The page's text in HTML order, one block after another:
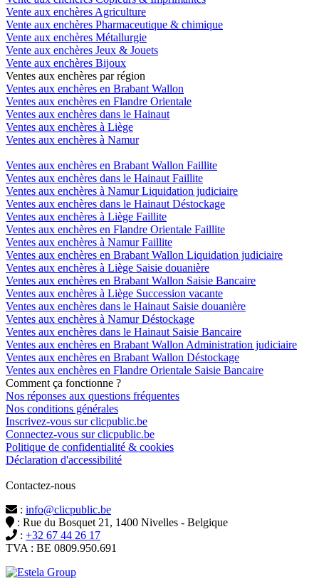
Vente aux enchères Agriculture
Vente aux enchères Pharmaceutique & chimique
Vente aux enchères Métallurgie
Vente aux enchères Jeux & Jouets
Vente aux enchères Bijoux
Ventes aux enchères par région
Ventes aux enchères en Brabant Wallon
Ventes aux enchères en Flandre Orientale
Ventes aux enchères dans le Hainaut
Ventes aux enchères à Liège
Ventes aux enchères à Namur
Ventes aux enchères en Brabant Wallon Faillite
Ventes aux enchères dans le Hainaut Faillite
Ventes aux enchères à Namur Liquidation judiciaire
Ventes aux enchères dans le Hainaut Déstockage
Ventes aux enchères à Liège Faillite
Ventes aux enchères en Flandre Orientale Faillite
Ventes aux enchères à Namur Faillite
Ventes aux enchères en Brabant Wallon Liquidation judiciaire
Ventes aux enchères à Liège Saisie douanière
Ventes aux enchères en Brabant Wallon Saisie Bancaire
Ventes aux enchères à Liège Succession vacante
Ventes aux enchères dans le Hainaut Saisie douanière
Ventes aux enchères à Namur Déstockage
Ventes aux enchères dans le Hainaut Saisie Bancaire
Ventes aux enchères en Brabant Wallon Administration judiciaire
Ventes aux enchères en Brabant Wallon Déstockage
Ventes aux enchères en Flandre Orientale Saisie Bancaire
Comment ça fonctionne ?
Nos réponses aux questions fréquentes
Nos conditions générales
Inscrivez-vous sur clicpublic.be
Connectez-vous sur clicpublic.be
Politique de confidentialité & cookies
Déclaration d'accessibilité
Contactez-nous
: info@clicpublic.be
: Rue du Bosquet 21, 1400 Nivelles - Belgique
: +32 67 44 26 17
TVA : BE 0809.950.691